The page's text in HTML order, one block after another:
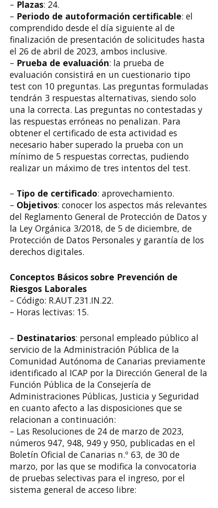
– Plazas: 24.
– Periodo de autoformación certificable: el
comprendido desde el día siguiente al de
finalización de presentación de solicitudes hasta
el 26 de abril de 2023, ambos inclusive.
– Prueba de evaluación: la prueba de
evaluación consistirá en un cuestionario tipo
test con 10 preguntas. Las preguntas formuladas
tendrán 3 respuestas alternativas, siendo solo
una la correcta. Las preguntas no contestadas y
las respuestas erróneas no penalizan. Para
obtener el certificado de esta actividad es
necesario haber superado la prueba con un
mínimo de 5 respuestas correctas, pudiendo
realizar un máximo de tres intentos del test.
– Tipo de certificado: aprovechamiento.
– Objetivos: conocer los aspectos más relevantes
del Reglamento General de Protección de Datos y
la Ley Orgánica 3/2018, de 5 de diciembre, de
Protección de Datos Personales y garantía de los
derechos digitales.
Conceptos Básicos sobre Prevención de
Riesgos Laborales
– Código: R.AUT.231.IN.22.
– Horas lectivas: 15.
– Destinatarios: personal empleado público al
servicio de la Administración Pública de la
Comunidad Autónoma de Canarias previamente
identificado al ICAP por la Dirección General de la
Función Pública de la Consejería de
Administraciones Públicas, Justicia y Seguridad
en cuanto afecto a las disposiciones que se
relacionan a continuación:
– Las Resoluciones de 24 de marzo de 2023,
números 947, 948, 949 y 950, publicadas en el
Boletín Oficial de Canarias n.º 63, de 30 de
marzo, por las que se modifica la convocatoria
de pruebas selectivas para el ingreso, por el
sistema general de acceso libre: